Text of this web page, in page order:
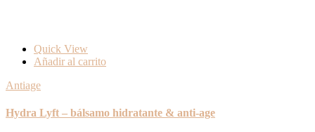
Quick View
Añadir al carrito
Antiage
Hydra Lyft – bálsamo hidratante & anti-age